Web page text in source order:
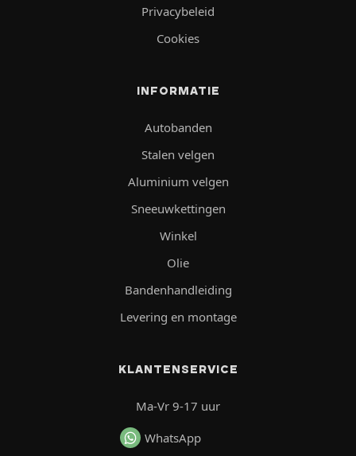
Privacybeleid
Cookies
INFORMATIE
Autobanden
Stalen velgen
Aluminium velgen
Sneeuwkettingen
Winkel
Olie
Bandenhandleiding
Levering en montage
KLANTENSERVICE
Ma-Vr 9-17 uur
WhatsApp